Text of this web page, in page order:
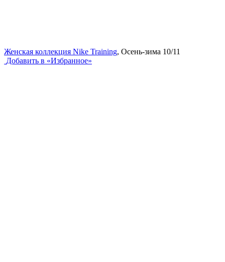
Женская коллекция Nike Training, Осень-зима 10/11
Добавить в «Избранное»